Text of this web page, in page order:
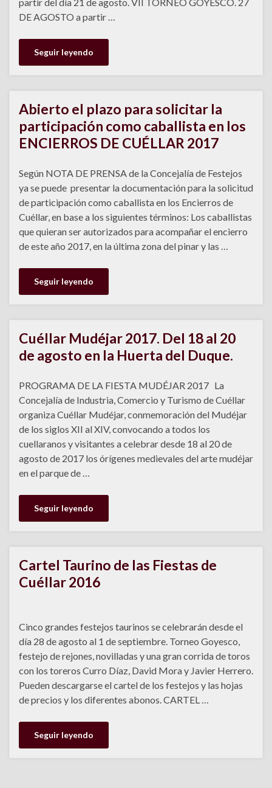
DE AGOSTO a partir …
Seguir leyendo
Abierto el plazo para solicitar la
participación como caballista en los
ENCIERROS DE CUÉLLAR 2017
Según NOTA DE PRENSA de la Concejalía de Festejos
ya se puede presentar la documentación para la solicitud
de participación como caballista en los Encierros de
Cuéllar, en base a los siguientes términos: Los caballistas
que quieran ser autorizados para acompañar el encierro
de este año 2017, en la última zona del pinar y las …
Seguir leyendo
Cuéllar Mudéjar 2017. Del 18 al 20
de agosto en la Huerta del Duque.
PROGRAMA DE LA FIESTA MUDÉJAR 2017 La
Concejalía de Industria, Comercio y Turismo de Cuéllar
organiza Cuéllar Mudéjar, conmemoración del Mudéjar
de los siglos XII al XIV, convocando a todos los
cuellaranos y visitantes a celebrar desde 18 al 20 de
agosto de 2017 los órígenes medievales del arte mudéjar
en el parque de …
Seguir leyendo
Cartel Taurino de las Fiestas de
Cuéllar 2016
Cinco grandes festejos taurinos se celebrarán desde el
día 28 de agosto al 1 de septiembre. Torneo Goyesco,
festejo de rejones, novilladas y una gran corrida de toros
con los toreros Curro Díaz, David Mora y Javier Herrero.
Pueden descargarse el cartel de los festejos y las hojas
de precios y los diferentes abonos. CARTEL …
Seguir leyendo